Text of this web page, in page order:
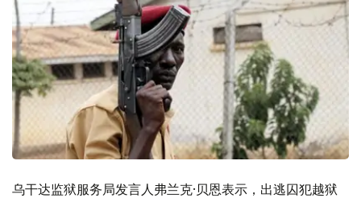
乌干达监狱服务局发言人弗兰克·贝恩表示，出逃囚犯越狱